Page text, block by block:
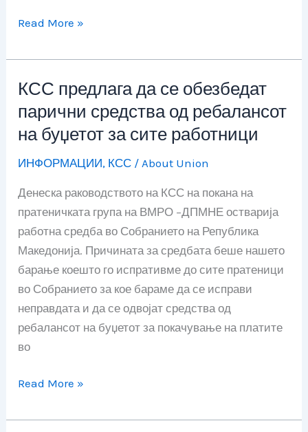
Read More »
КСС предлага да се обезбедат
парични средства од ребалансот
на буџетот за сите работници
ИНФОРМАЦИИ, КСС / About Union
Денеска раководството на КСС на покана на
пратеничката група на ВМРО –ДПМНЕ остварија
работна средба во Собранието на Република
Македонија. Причината за средбата беше нашето
барање коешто го испративме до сите пратеници
во Собранието за кое бараме да се исправи
неправдата и да се одвојат средства од
ребалансот на буџетот за покачување на платите
во
КСС
предлага
се
обезбедат
средства
од
ребалансот
буџетот
сите
работници
Read More »